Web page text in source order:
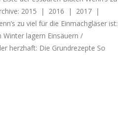
2015 | 2016 | 2017 |
zu viel für die Einmachgläser ist:
lagern Einsäuern /
herzhaft: Die Grundrezepte So